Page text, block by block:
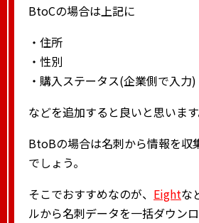
BtoCの場合は上記に
・住所
・性別
・購入ステータス(企業側で入力)
などを追加すると良いと思います
BtoBの場合は名刺から情報を収
でしょう。
そこでおすすめなのが、 Eightな
ルから名刺データを一括ダウン